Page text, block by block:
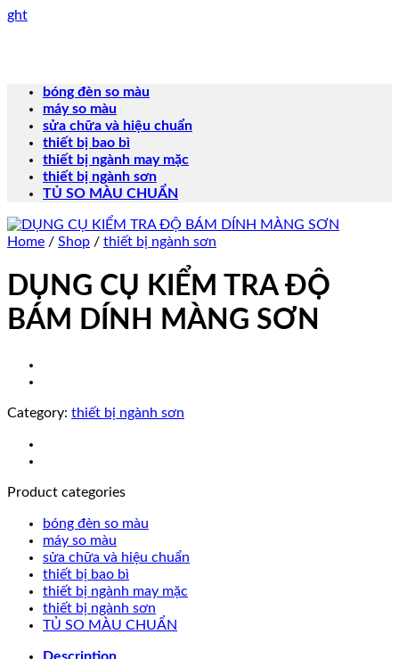
Skip
ght
bóng đèn so màu
máy so màu
sửa chữa và hiệu chuẩn
thiết bị bao bì
thiết bị ngành may mặc
thiết bị ngành sơn
TỦ SO MÀU CHUẨN
Home / Shop / thiết bị ngành sơn
DỤNG CỤ KIỂM TRA ĐỘ
BÁM DÍNH MÀNG SƠN
Category: thiết bị ngành sơn
Product categories
bóng đèn so màu
máy so màu
sửa chữa và hiệu chuẩn
thiết bị bao bì
thiết bị ngành may mặc
thiết bị ngành sơn
TỦ SO MÀU CHUẨN